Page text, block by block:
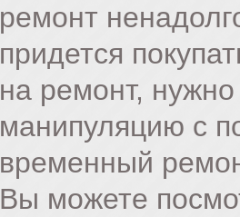
ремонт
придется
на ремонт,
манипуляцию с
временный
Вы можете